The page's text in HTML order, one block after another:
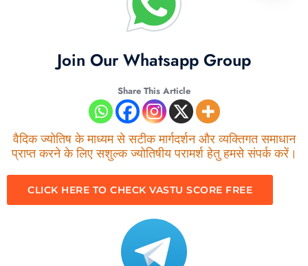
Join Our Whatsapp Group
Share This Article
वैदिक ज्योतिष के माध्यम से सटीक मार्गदर्शन और व्यक्तिगत समाधान
प्राप्त करने के लिए सशुल्क ज्योतिषीय परामर्श हेतु हमसे संपर्क करें।
CLICK HERE TO CHECK VASTU SCORE FREE